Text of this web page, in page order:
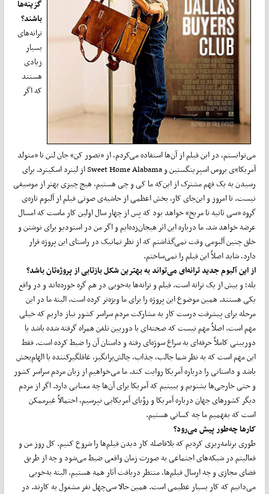
گزینه‌ها
باشند؟
ترانه‌های
بسیار
زیادی
هستند
که اگر
می‌توانستم، در این فیلم از آن‌ها استفاده می‌کردم، از «تصور کن» جان لنن تا «متولد
آمریکا»ی بروس اسپرینگستین و Sweet Home Alabama از لینرد اسکینرد. برای
رسیدن به یک فهم مشترک از این‌که ما کی و چی هستیم، هیچ چیزی بهتر از موسیقی
نیست. تا امروز و این‌جای کار، بخش اعظمی از حاشیه‌ی صوتی فیلم از آلبوم تازه‌ی
گروه «سی ثانیه تا مریخ» خواهد بود که پس از چهار سال اولین کار ماست که امسال
عرضه خواهد شد. ما درباره این اثر هیجان‌زده‌ایم و اگر من در استودیو برای نوشتن و
خلق چنین آلبومی وقت نمی‌گذاشتم که از نظر تماتیک در راستای این پروژه قرار
دارد، شاید اصلاً این فیلم را نمی‌ساختم.
از این آلبوم جدید ترانه‌ای می‌تواند به بهترین شکل بازتابی از پروژه‌تان باشد؟
بله؛ و بیش از یک ترانه است. فیلم و ترانه‌ها به‌خوبی در هم گره خورده‌اند و در واقع
یکی هستند. همین موضوع این پروژه را برای ما ویژه‌تر کرده است. البته ما در این
مرحله برای پیشرفت درست کار به مشارکت مردم سراسر کشور نیاز داریم که خیلی
مهم است. اصلاً مهم نیست که صحنه‌ای با دوربین تلفن همراه گرفته شده باشد یا
دوربینی کاملاً حرفه‌ای به سراغ سوژه‌ای رفته و داستان آن را ضبط کرده است. فقط
این مهم است که به نظر شما جالب، جذاب، چالش‌برانگیز، غافلگیرکننده یا الهام‌بخش
باشد و داستانی را درباره آمریکا روایت کند. ما می‌خواهیم از زبان مردم سراسر کشور
و حتی خارجی‌ها بشنویم و ببینیم که آمریکا برای آن‌ها چه معنایی دارد. اگر از مردم
دیگر کشورهای جهان درباره آمریکا و رؤیای آمریکایی نپرسیم، احتمالاً غیرممکن
است که بفهمیم ما چه کسانی هستیم.
کارها چه‌طور پیش می‌رود؟
طوری برنامه‌ریزی کردیم که بلافاصله کار دیدن فیلم‌ها را شروع کنیم. کل روز من و
فعالیتم در شبکه‌های اجتماعی به صورت زمان واقعی ضبط می‌شود و چه از طریق
فضای مجازی و چه ارسال فیلم‌ها، منتظر دریافت آثار همه هستیم. البته به‌خوبی
می‌دانیم که کار بسیار عظیمی است. همین حالا سی‌چهل نفر مشغول به کارند. در